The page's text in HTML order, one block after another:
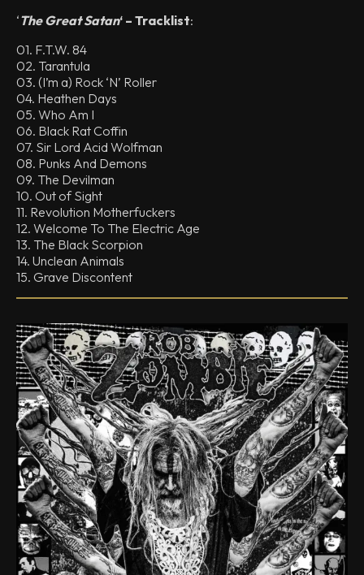
‘The Great Satan‘ – Tracklist:
01. F.T.W. 84
02. Tarantula
03. (I’m a) Rock ‘N’ Roller
04. Heathen Days
05. Who Am I
06. Black Rat Coffin
07. Sir Lord Acid Wolfman
08. Punks And Demons
09. The Devilman
10. Out of Sight
11. Revolution Motherfuckers
12. Welcome To The Electric Age
13. The Black Scorpion
14. Unclean Animals
15. Grave Discontent